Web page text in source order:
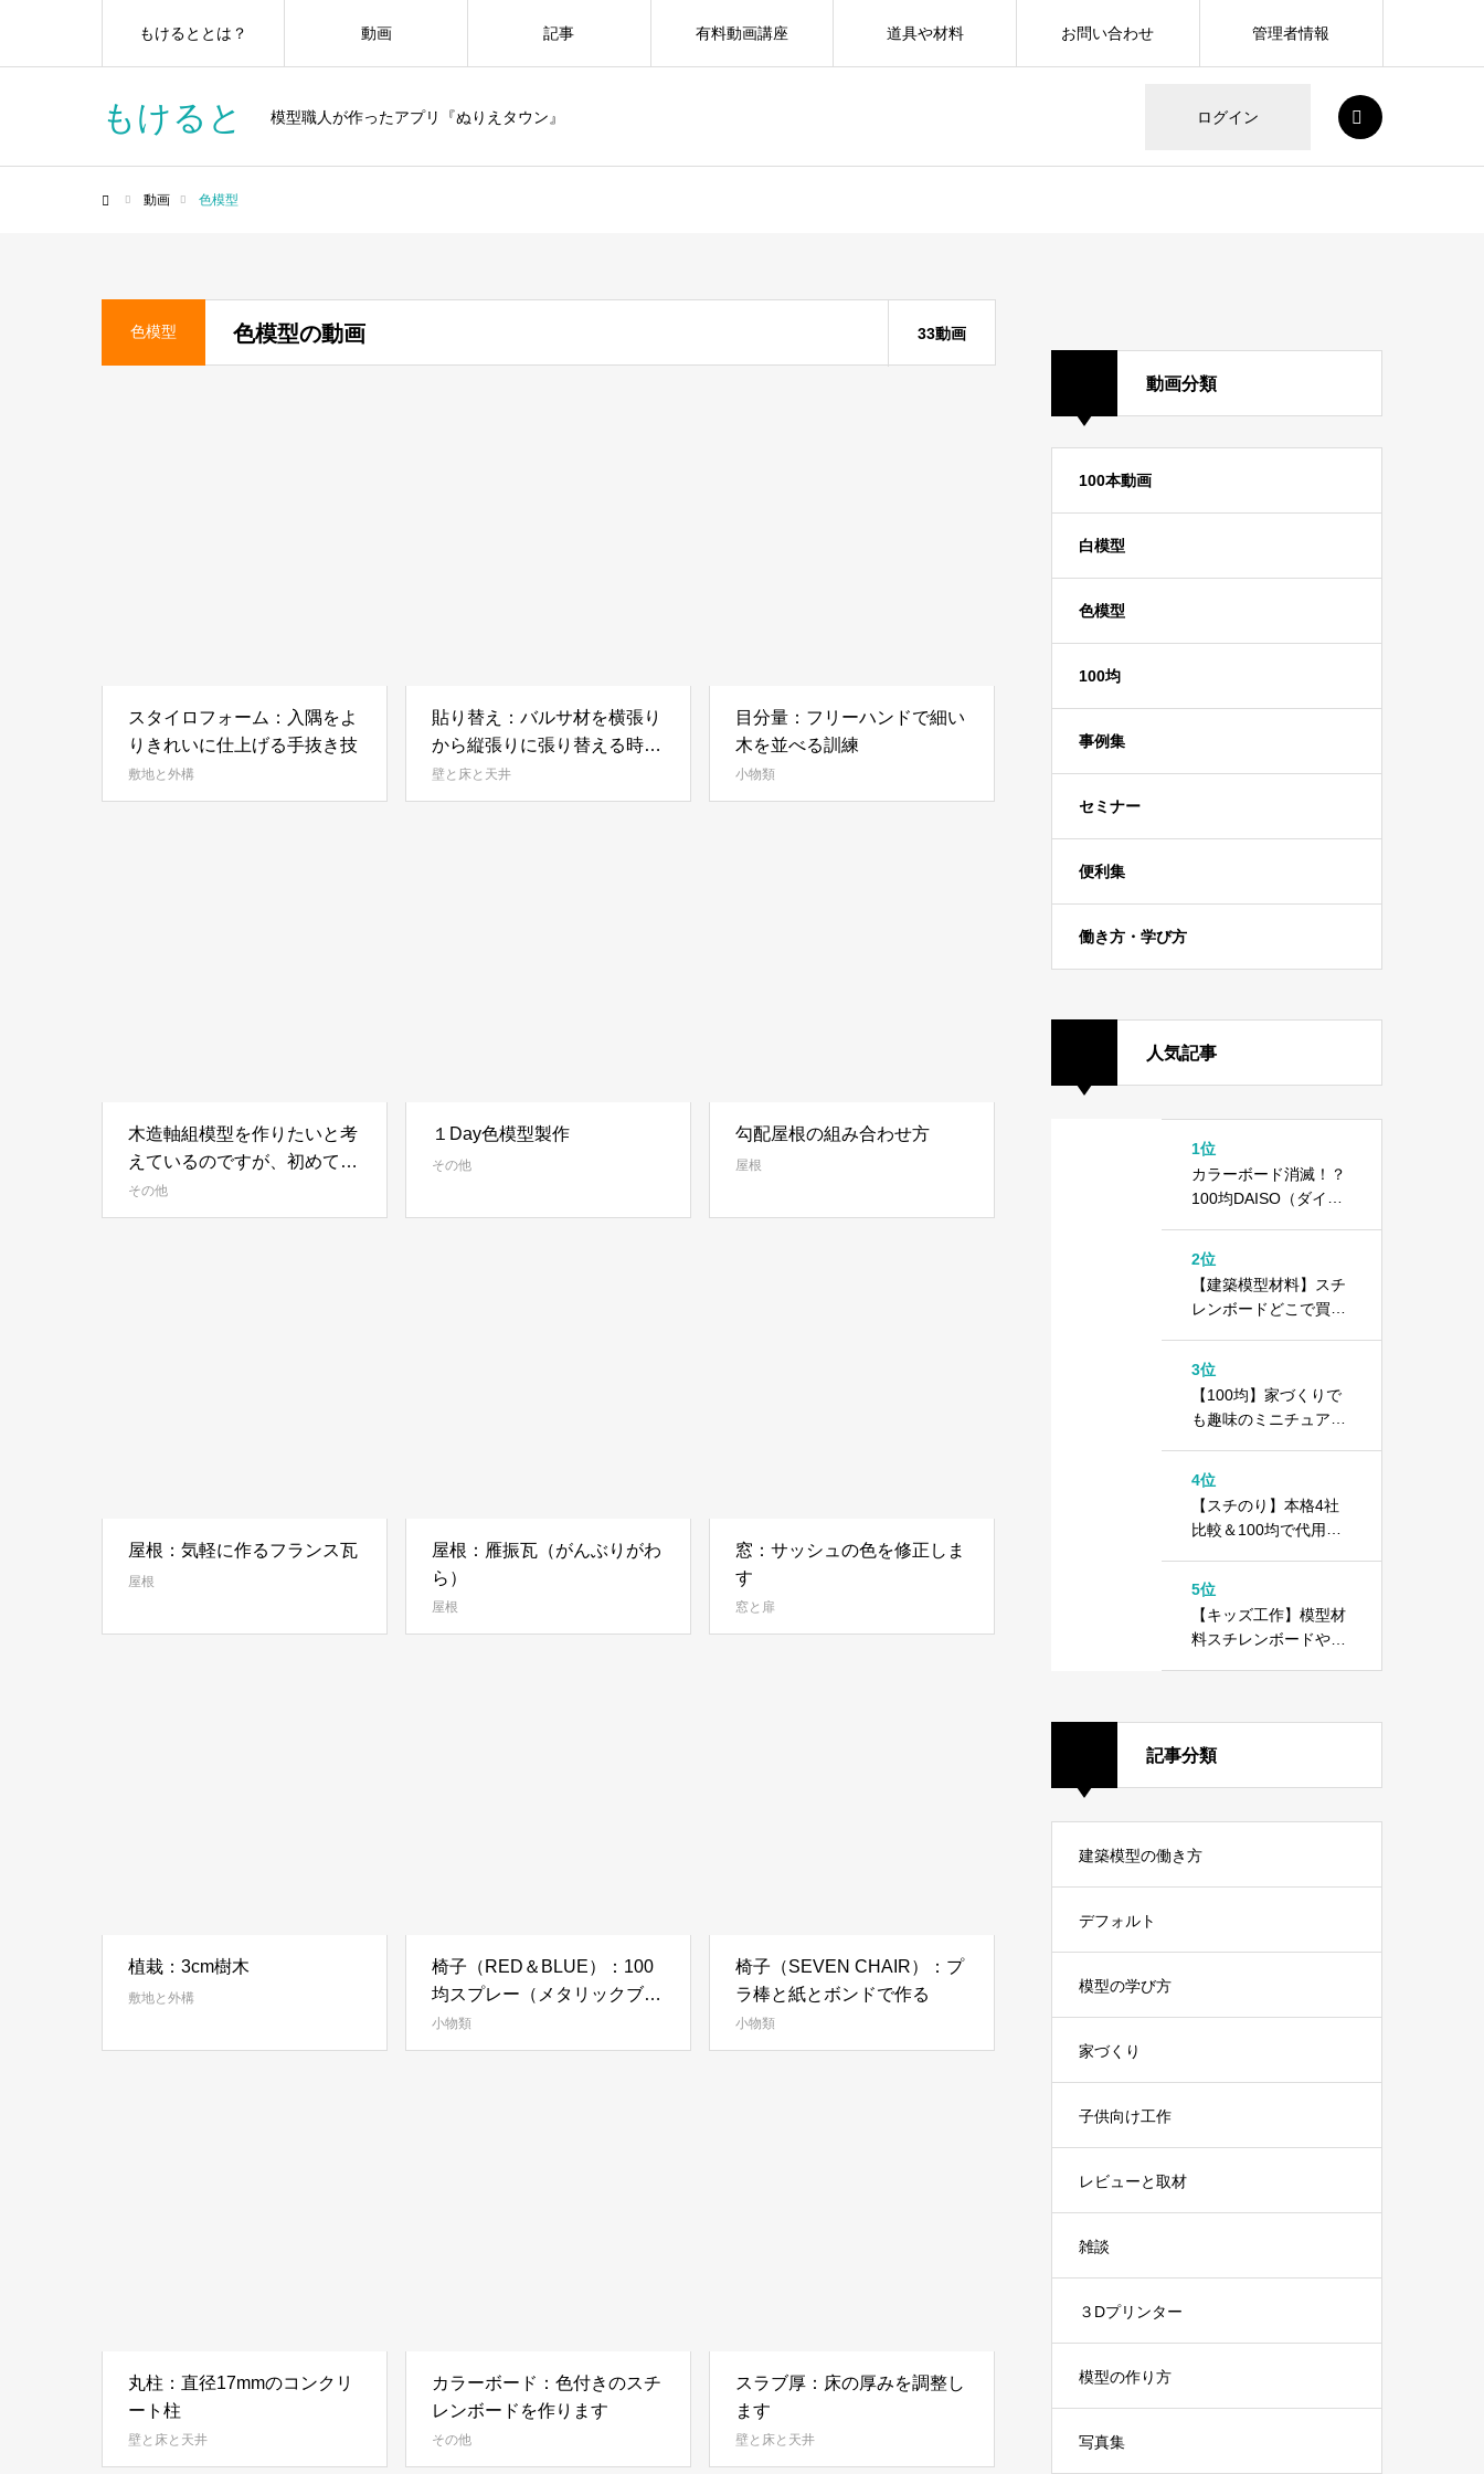
もけると 模型職人が作ったアプリ『ぬりえタウン』 ログイン
もけるととは？ 動画 記事 有料動画講座 道具や材料 お問い合わせ 管理者情報
動画 色模型
色模型 色模型の動画 33動画
スタイロフォーム：入隅をよ
りきれいに仕上げる手抜き技
敷地と外構
貼り替え：バルサ材を横張り
から縦張りに張り替える時に
使う道具は？
壁と床と天井
目分量：フリーハンドで細い
木を並べる訓練
小物類
木造軸組模型を作りたいと考
えているのですが、初めて作
るのでおススメのわかりやす
い参考書とかありますでしょ
その他
１Day色模型製作
その他
勾配屋根の組み合わせ方
屋根
屋根：気軽に作るフランス瓦
屋根
屋根：雁振瓦（がんぶりがわ
ら）
屋根
窓：サッシュの色を修正しま
す
窓と扉
植栽：3cm樹木
敷地と外構
椅子（RED＆BLUE）：100
均スプレー（メタリックブロ
ンズ）
小物類
椅子（SEVEN CHAIR）：プ
ラ棒と紙とボンドで作る
小物類
丸柱：直径17mmのコンクリ
ート柱
壁と床と天井
カラーボード：色付きのスチ
レンボードを作ります
その他
スラブ厚：床の厚みを調整し
ます
壁と床と天井
動画分類
100本動画
白模型
色模型
100均
事例集
セミナー
便利集
働き方・学び方
人気記事
1位
カラーボード消滅！？
100均DAISO（ダイソ
2位
【建築模型材料】スチ
レンボードどこで買え
3位
【100均】家づくりで
も趣味のミニチュアで
方
4位
【スチのり】本格4社
比較＆100均で代用で
5位
【キッズ工作】模型材
料スチレンボードや10
記事分類
建築模型の働き方
デフォルト
模型の学び方
家づくり
子供向け工作
レビューと取材
雑談
３Dプリンター
模型の作り方
写真集